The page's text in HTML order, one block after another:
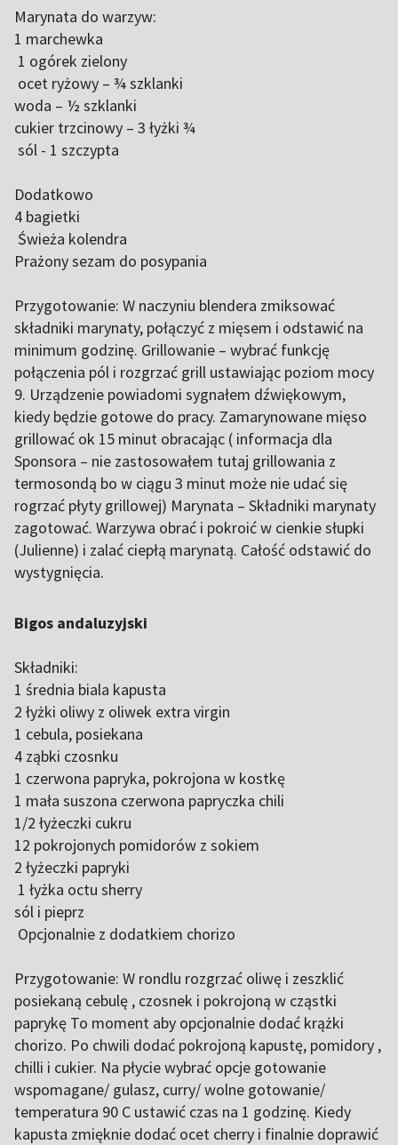
Marynata do warzyw:
1 marchewka
1 ogórek zielony
ocet ryżowy – ¾ szklanki
woda – ½ szklanki
cukier trzcinowy – 3 łyżki ¾
sól - 1 szczypta
Dodatkowo
4 bagietki
Świeża kolendra
Prażony sezam do posypania
Przygotowanie: W naczyniu blendera zmiksować
składniki marynaty, połączyć z mięsem i odstawić na
minimum godzinę. Grillowanie – wybrać funkcję
połączenia pól i rozgrzać grill ustawiając poziom mocy
9. Urządzenie powiadomi sygnałem dźwiękowym,
kiedy będzie gotowe do pracy. Zamarynowane mięso
grillować ok 15 minut obracając ( informacja dla
Sponsora – nie zastosowałem tutaj grillowania z
termosondą bo w ciągu 3 minut może nie udać się
rogrzać płyty grillowej) Marynata – Składniki marynaty
zagotować. Warzywa obrać i pokroić w cienkie słupki
(Julienne) i zalać ciepłą marynatą. Całość odstawić do
wystygnięcia.
Bigos andaluzyjski
Składniki:
1 średnia biala kapusta
2 łyżki oliwy z oliwek extra virgin
1 cebula, posiekana
4 ząbki czosnku
1 czerwona papryka, pokrojona w kostkę
1 mała suszona czerwona papryczka chili
1/2 łyżeczki cukru
12 pokrojonych pomidorów z sokiem
2 łyżeczki papryki
1 łyżka octu sherry
sól i pieprz
Opcjonalnie z dodatkiem chorizo
Przygotowanie: W rondlu rozgrzać oliwę i zeszklić
posiekaną cebulę , czosnek i pokrojoną w cząstki
paprykę To moment aby opcjonalnie dodać krążki
chorizo. Po chwili dodać pokrojoną kapustę, pomidory ,
chilli i cukier. Na płycie wybrać opcje gotowanie
wspomagane/ gulasz, curry/ wolne gotowanie/
temperatura 90 C ustawić czas na 1 godzinę. Kiedy
kapusta zmięknie dodać ocet cherry i finalnie doprawić